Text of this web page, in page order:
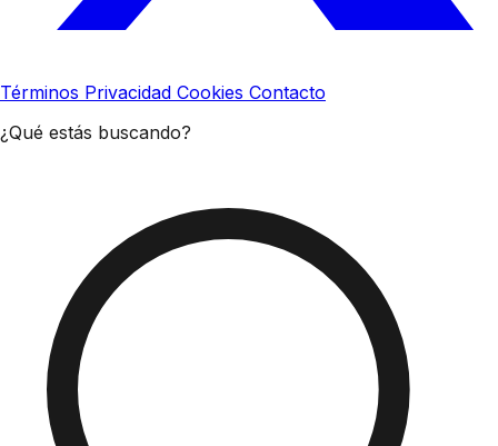
Términos Privacidad Cookies Contacto
¿Qué estás buscando?